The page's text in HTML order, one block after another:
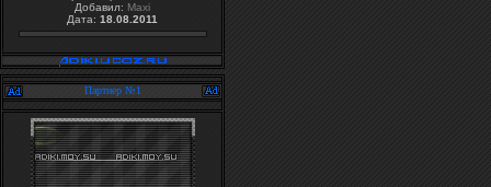
Добавил: Maxi
Дата: 18.08.2011
Партнер №1